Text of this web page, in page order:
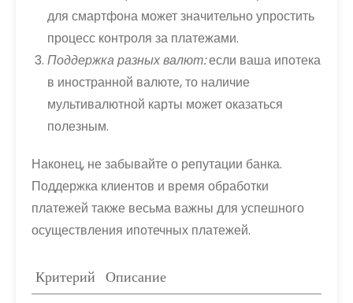
для смартфона может значительно упростить
процесс контроля за платежами.
Поддержка разных валют:если ваша ипотека
в иностранной валюте, то наличие
мультивалютной карты может оказаться
полезным.
Наконец, не забывайте о репутации банка.
Поддержка клиентов и время обработки
платежей также весьма важны для успешного
осуществления ипотечных платежей.
Критерий Описание